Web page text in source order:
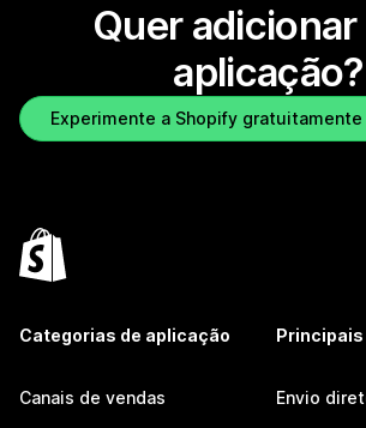
Quer
aplicação?
Experimente a Shopify
Categorias de aplicação
Canais de vendas Envio